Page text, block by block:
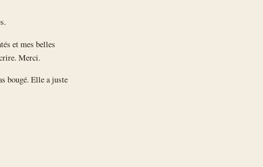
et mes belles
Merci.
bougé. Elle a juste